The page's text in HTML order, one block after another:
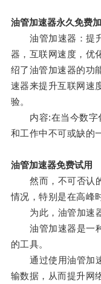
油管加速器永久免费
油管加速器：提升
器，互联网速度，优
绍了油管加速器的功
速器来提升互联网速
验。
内容:在当今数字
和工作中不可或缺的
油管加速器免费试用
然而，不可否认的
情况，特别是在高峰
为此，油管加速器
油管加速器是一种
的工具。
通过使用油管加速
输数据，从而提升网